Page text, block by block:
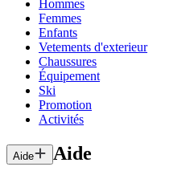
Hommes
Femmes
Enfants
Vetements d'exterieur
Chaussures
Équipement
Ski
Promotion
Activités
Aide Aide